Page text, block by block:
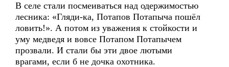
В селе стали посмеиваться над одержимостью
лесника: «Гляди-ка, Потапов Потапыча пошёл
ловить!». А потом из уважения к стойкости и
уму медведя и вовсе Потапом Потапычем
прозвали. И стали бы эти двое лютыми
врагами, если б не дочка охотника.